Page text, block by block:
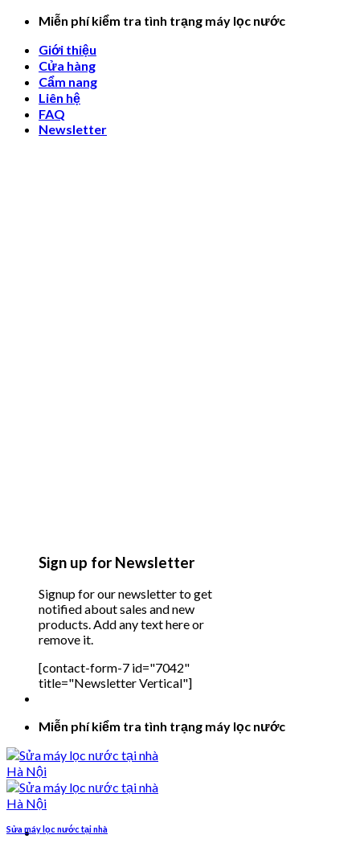
Skip
content
Miễn phí kiểm tra tình trạng máy lọc nước
Giới thiệu
Cửa hàng
Cẩm nang
Liên hệ
FAQ
Newsletter
Sign up for Newsletter
Signup for our newsletter to get
notified about sales and new
products. Add any text here or
remove it.
[contact-form-7 id="7042"
title="Newsletter Vertical"]
Miễn phí kiểm tra tình trạng máy lọc nước
Sửa máy lọc nước tại nhà